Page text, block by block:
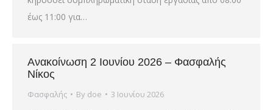
έως 11:00 για…
Ανακοίνωση 2 Ιουνίου 2026 – Φασφαλής
Νίκος
Φασφαλής By doe 3 Ιουνίου 2026